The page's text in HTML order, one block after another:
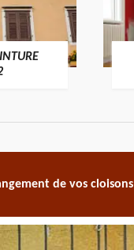
de vos cloisons